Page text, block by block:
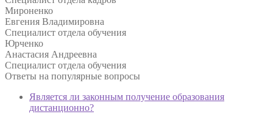
Мироненко
Евгения Владимировна
Специалист отдела обучения
Юрченко
Анастасия Андреевна
Специалист отдела обучения
Ответы на популярные вопросы
Является ли законным получение образования
дистанционно?